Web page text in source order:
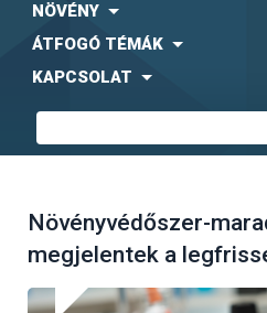
NÖVÉNY
ÁTFOGÓ TÉMÁK
KAPCSOLAT
Növényvédőszer-
megjelentek a